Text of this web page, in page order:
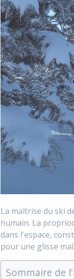
La maîtrise du ski
humain. La
dans l'espace,
pour une glisse
Sommaire de